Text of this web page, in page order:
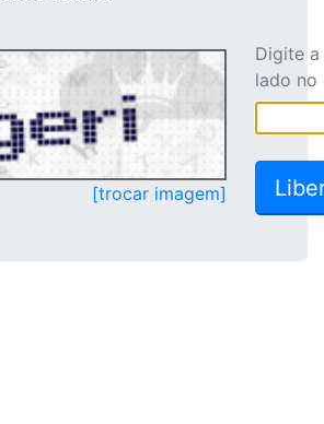
[trocar imagem]
Digite
lado no